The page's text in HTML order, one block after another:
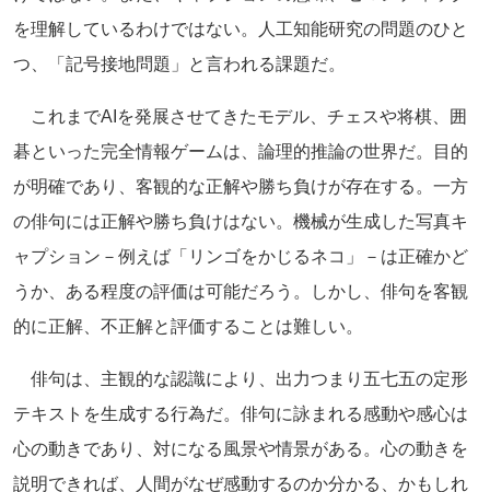
を理解しているわけではない。人工知能研究の問題のひと
つ、「記号接地問題」と言われる課題だ。
これまでAIを発展させてきたモデル、チェスや将棋、囲
碁といった完全情報ゲームは、論理的推論の世界だ。目的
が明確であり、客観的な正解や勝ち負けが存在する。一方
の俳句には正解や勝ち負けはない。機械が生成した写真キ
ャプション－例えば「リンゴをかじるネコ」－は正確かど
うか、ある程度の評価は可能だろう。しかし、俳句を客観
的に正解、不正解と評価することは難しい。
俳句は、主観的な認識により、出力つまり五七五の定形
テキストを生成する行為だ。俳句に詠まれる感動や感心は
心の動きであり、対になる風景や情景がある。心の動きを
説明できれば、人間がなぜ感動するのか分かる、かもしれ